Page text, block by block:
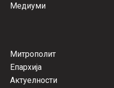
Медиуми
Митрополит
Епархија
Актуелности